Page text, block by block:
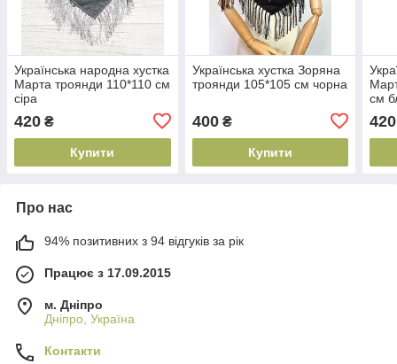
Українська народна хустка
Марта троянди 110*110 см
сіра
420 ₴
Купити
Українська хустка Зоряна
троянди 105*105 см чорна
400₴
Купити
см
420
Про нас
94% позитивних з 94 відгуків за рік
Працює з 17.09.2015
м. Дніпро
Дніпро, Україна
Контакти